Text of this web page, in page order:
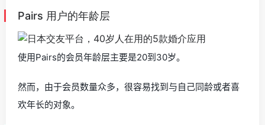
Pairs 用户的年龄层
使用Pairs的会员年龄层主要是20到30岁。
然而，由于会员数量众多，很容易找到与自己同龄或者喜
欢年长的对象。